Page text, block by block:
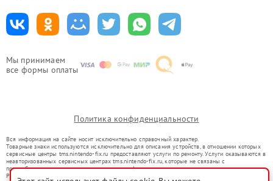
Мы принимаем
все формы оплаты
Политика конфиденциальности
Вся информация на сайте носит исключительно справочный характер.
Товарные знаки используются исключительно для описания устройств, в отношении которых
сервисные центры tms.nintendo-fix.ru предоставляют услуги по ремонту. Услуги оказываются в
неавторизованных сервисных центрах tms.nintendo-fix.ru, которые не связаны с
правообладателями товарных знаков или их официальными представителями.
Ремонт осуществляется для устройств, уже введенных в гражданский оборот в соответствии